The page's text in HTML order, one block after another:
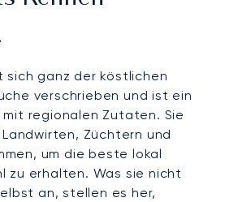
ganz der köstlichen
verschrieben und ist ein
mit regionalen Zutaten. Sie
Züchtern und
um die beste lokal
zu erhalten. Was sie nicht
an, stellen es her,